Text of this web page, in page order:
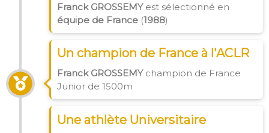
Franck GROSSEMYest sélectionné en
équipe de France (1988)
Un champion de France à l'ACLR
Franck GROSSEMYchampion de France
Junior de 1500m
Une athlète Universitaire